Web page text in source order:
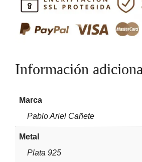
Información
Marca
Pablo Ariel Cañete
Metal
Plata 925